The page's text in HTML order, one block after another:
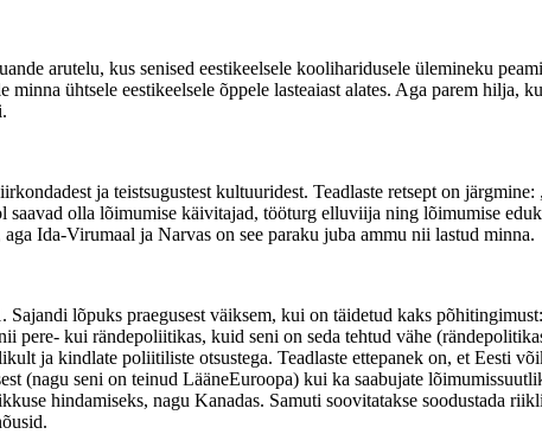
arutelu, kus senised eestikeelsele kooliharidusele ülemineku
ühtsele eestikeelsele õppele lasteaiast alates. Aga parem hilja,
ja teistsugustest kultuuridest. Teadlaste retsept on
saavad olla lõimumise käivitajad, tööturg elluviija ning lõimumise
Ida-Virumaal ja Narvas on see paraku juba ammu nii lastud minna.
lõpuks praegusest väiksem, kui on täidetud kaks
pere- kui rändepoliitikas, kuid seni on seda tehtud vähe
ja kindlate poliitiliste otsustega. Teadlaste ettepanek on, et Eesti
(nagu seni on teinud LääneEuroopa) kui ka saabujate
hindamiseks, nagu Kanadas. Samuti soovitatakse soodustada